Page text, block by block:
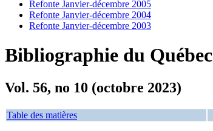
Refonte Janvier-décembre 2005
Refonte Janvier-décembre 2004
Refonte Janvier-décembre 2003
Bibliographie du Québec
Vol. 56, no 10 (octobre 2023)
Table des matières